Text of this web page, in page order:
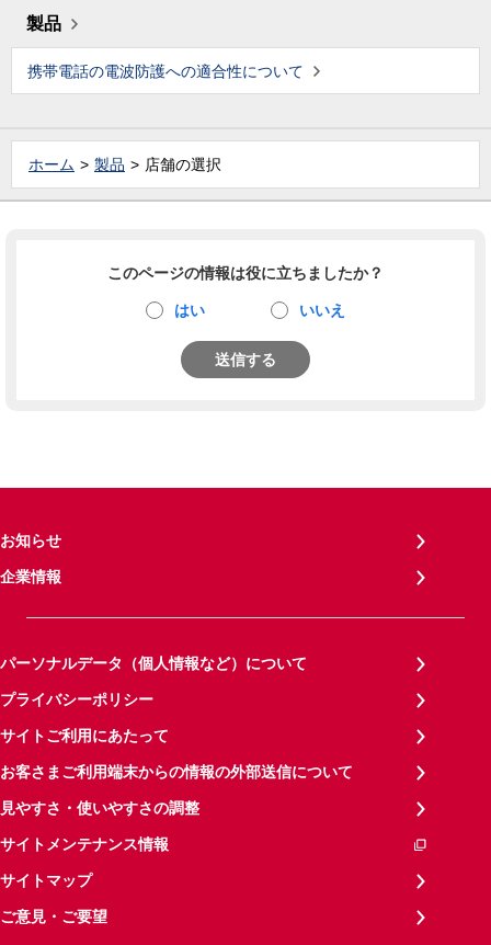
製品
携帯電話の電波防護への適合性について
ホーム 製品 店舗の選択
このページの情報は役に立ちましたか？
はい いいえ
送信する
お知らせ
企業情報
パーソナルデータ（個人情報など）について
プライバシーポリシー
サイトご利用にあたって
お客さまご利用端末からの情報の外部送信について
見やすさ・使いやすさの調整
サイトメンテナンス情報
サイトマップ
ご意見・ご要望